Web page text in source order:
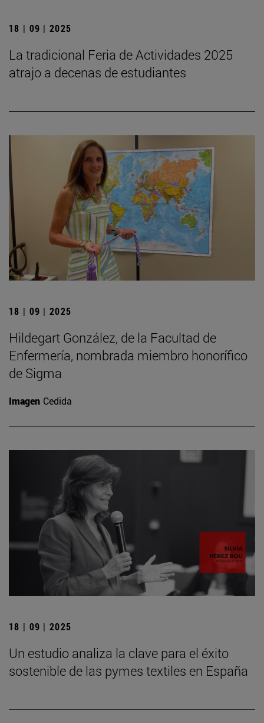
18 | 09 | 2025
La tradicional Feria de Actividades 2025
atrajo a decenas de estudiantes
18 | 09 | 2025
Hildegart González, de la Facultad de
Enfermería, nombrada miembro honorífico
de Sigma
Imagen Cedida
18 | 09 | 2025
Un estudio analiza la clave para el éxito
sostenible de las pymes textiles en España